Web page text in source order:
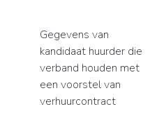
Gegevens van
kandidaat huurder die
verband houden met
een voorstel van
verhuurcontract